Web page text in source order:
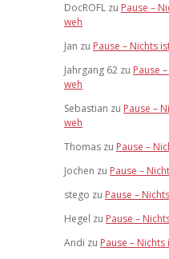
DocROFL zu Pause –
weh
Jan zu Pause – Nichts
Jahrgang 62 zu Pause
weh
Sebastian zu Pause –
weh
Thomas zu Pause –
Jochen zu Pause –
stego zu Pause –
Hegel zu Pause –
Andi zu Pause –